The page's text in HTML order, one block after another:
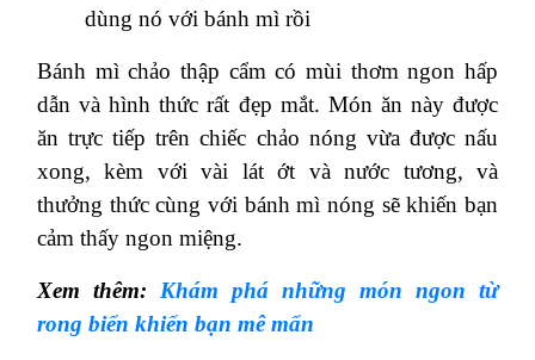
dùng nó với bánh mì rồi
Bánh mì chảo thập cẩm có mùi thơm ngon hấp
dẫn và hình thức rất đẹp mắt. Món ăn này được
ăn trực tiếp trên chiếc chảo nóng vừa được nấu
xong, kèm với vài lát ớt và nước tương, và
thưởng thức cùng với bánh mì nóng sẽ khiến bạn
cảm thấy ngon miệng.
Xem thêm: Khám phá những món ngon từ
rong biển khiến bạn mê mẩn